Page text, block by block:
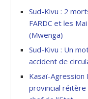
Sud-Kivu : 2
FARDC et les
(Mwenga)
Sud-Kivu : Un
accident de
Kasaï-Agression
provincial réitère